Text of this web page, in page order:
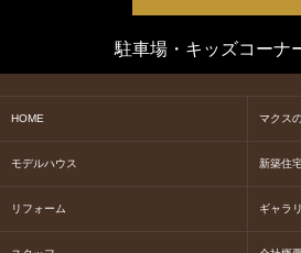
駐車場・キッズコーナ
HOME マクス
モデルハウス 新築住
リフォーム ギャラ